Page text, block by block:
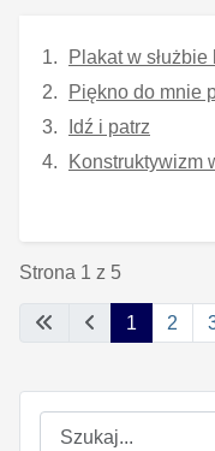
Szukaj
Plakat w
Piękno do mnie
Idź i patrz
Konstruktywizm
Strona 1 z 5
1 2